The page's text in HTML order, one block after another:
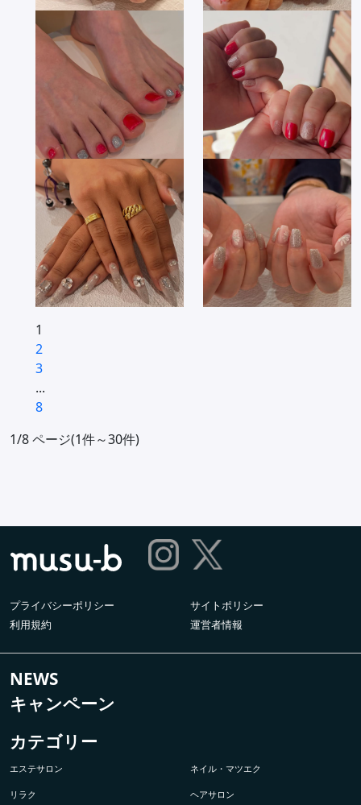
1
2
3
...
8
1/8 ページ(1件～30件)
プライバシーポリシー
サイトポリシー
利用規約
運営者情報
NEWS
キャンペーン
カテゴリー
エステサロン ネイル・マツエク
リラク ヘアサロン